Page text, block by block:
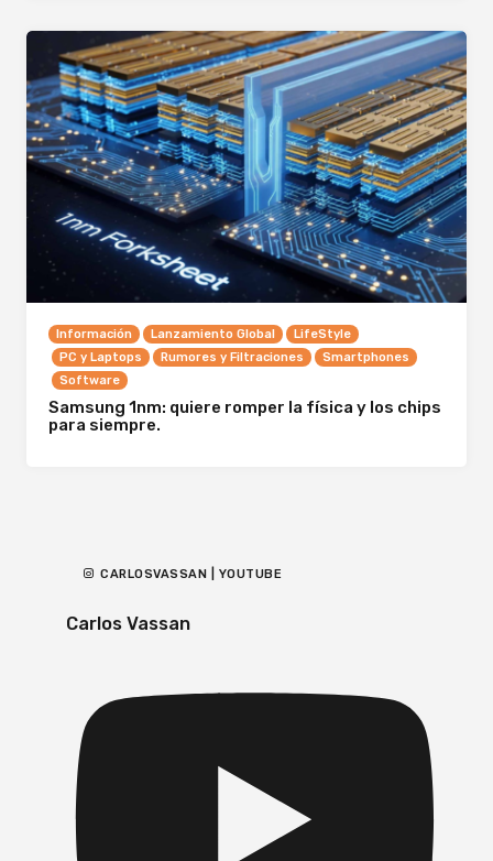
Información Lanzamiento Global
LifeStyle
PC y Laptops
Rumores y Filtraciones
Smartphones
Software
Samsung 1nm: quiere romper la física y los chips
para siempre.
CARLOSVASSAN | YOUTUBE
Carlos Vassan